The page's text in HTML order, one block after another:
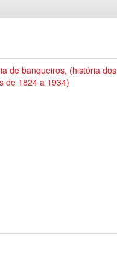
de banqueiros, (história dos
de 1824 a 1934)